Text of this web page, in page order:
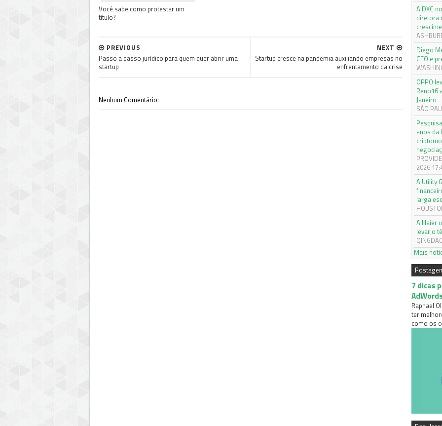
Você sabe como protestar um
título?
NEXT
Startup cresce na pandemia auxiliando empresas no
enfrentamento da crise
PREVIOUS
Passo a passo jurídico para quem quer abrir uma
startup
Nenhum Comentário:
A DXC
diretora
Diego
CEO e
OPPO
Reno16
Janeiro
SÃO
anos da
2026
A Utility
larga
A Haier
levar o
Mais
7 dicas
Raphael
ter
como os